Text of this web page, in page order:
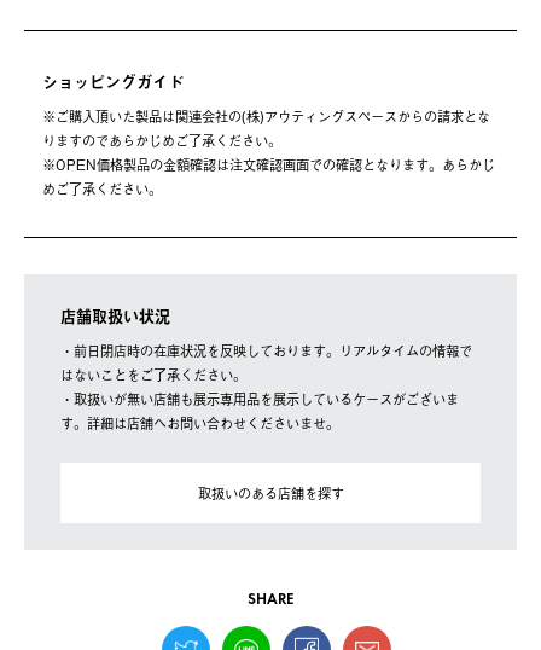
ショッピングガイド
※ご購⼊頂いた製品は関連会社の(株)アウティングスペースからの請求とな
りますのであらかじめご了承ください。
※OPEN価格製品の⾦額確認は注⽂確認画⾯での確認となります。あらかじ
めご了承ください。
店舗取扱い状況
・前日閉店時の在庫状況を反映しております。リアルタイムの情報で
はないことをご了承ください。
・取扱いが無い店舗も展示専用品を展示しているケースがございま
す。詳細は店舗へお問い合わせくださいませ。
取扱いのある店舗を探す
SHARE